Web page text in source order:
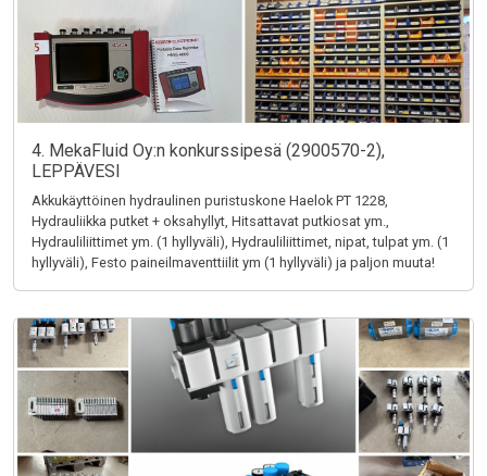
4. MekaFluid Oy:n konkurssipesä (2900570-2),
LEPPÄVESI
Akkukäyttöinen hydraulinen puristuskone Haelok PT 1228,
Hydrauliikka putket + oksahyllyt, Hitsattavat putkiosat ym.,
Hydrauliliittimet ym. (1 hyllyväli), Hydrauliliittimet, nipat, tulpat ym. (1
hyllyväli), Festo paineilmaventtiilit ym (1 hyllyväli) ja paljon muuta!